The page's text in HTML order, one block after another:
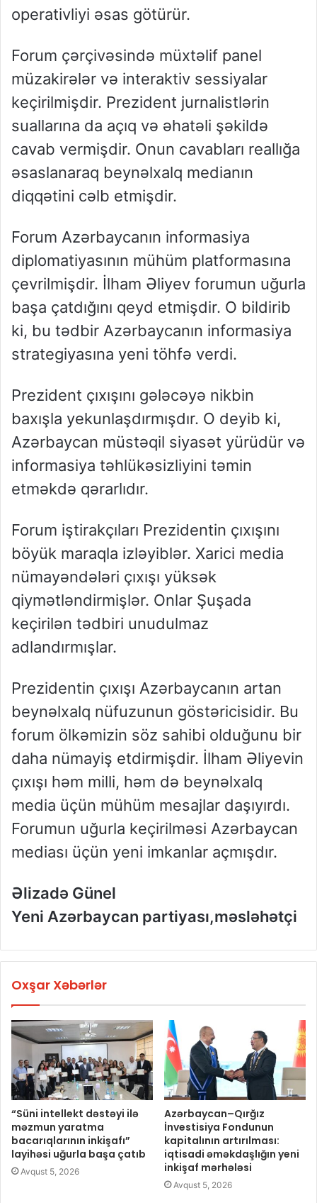
operativliyi əsas götürür.
Forum çərçivəsində müxtəlif panel
müzakirələr və interaktiv sessiyalar
keçirilmişdir. Prezident jurnalistlərin
suallarına da açıq və əhatəli şəkildə
cavab vermişdir. Onun cavabları reallığa
əsaslanaraq beynəlxalq medianın
diqqətini cəlb etmişdir.
Forum Azərbaycanın informasiya
diplomatiyasının mühüm platformasına
çevrilmişdir. İlham Əliyev forumun uğurla
başa çatdığını qeyd etmişdir. O bildirib
ki, bu tədbir Azərbaycanın informasiya
strategiyasına yeni töhfə verdi.
Prezident çıxışını gələcəyə nikbin
baxışla yekunlaşdırmışdır. O deyib ki,
Azərbaycan müstəqil siyasət yürüdür və
informasiya təhlükəsizliyini təmin
etməkdə qərarlıdır.
Forum iştirakçıları Prezidentin çıxışını
böyük maraqla izləyiblər. Xarici media
nümayəndələri çıxışı yüksək
qiymətləndirmişlər. Onlar Şuşada
keçirilən tədbiri unudulmaz
adlandırmışlar.
Prezidentin çıxışı Azərbaycanın artan
beynəlxalq nüfuzunun göstəricisidir. Bu
forum ölkəmizin söz sahibi olduğunu bir
daha nümayiş etdirmişdir. İlham Əliyevin
çıxışı həm milli, həm də beynəlxalq
media üçün mühüm mesajlar daşıyırdı.
Forumun uğurla keçirilməsi Azərbaycan
mediası üçün yeni imkanlar açmışdır.
Əlizadə Günel
Yeni Azərbaycan partiyası,məsləhətçi
Oxşar Xəbərlər
“Süni intellekt dəstəyi ilə
məzmun yaratma
bacarıqlarının inkişafı”
layihəsi uğurla başa çatıb
Avqust 5, 2026
Azərbaycan–Qırğız
İnvestisiya Fondunun
kapitalının artırılması:
iqtisadi əməkdaşlığın yeni
inkişaf mərhələsi
Avqust 5, 2026